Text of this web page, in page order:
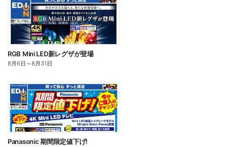
RGB Mini LED新レグザが登場
8月6日 ～8月31日
Panasonic 期間限定値下げ!